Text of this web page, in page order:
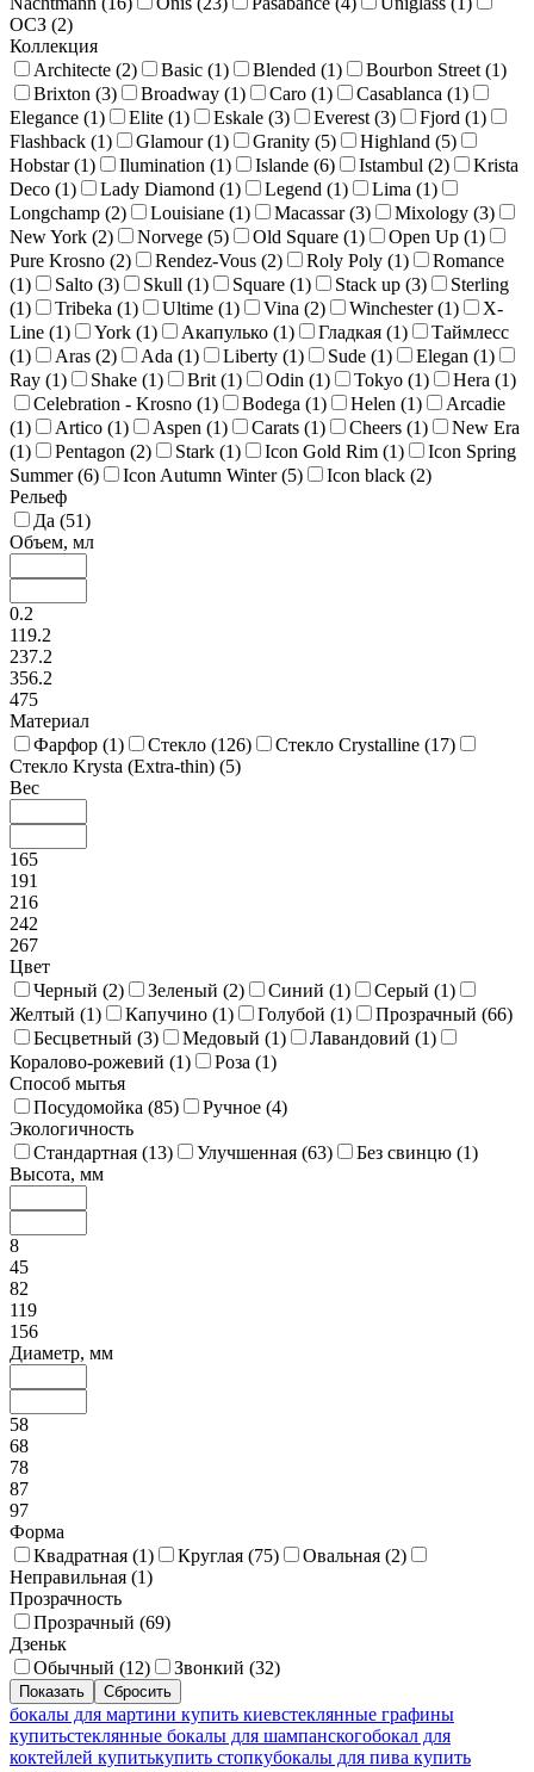
ОСЗ (2)
Коллекция
Architecte (2) Basic (1) Blended (1) Bourbon Street (1)
Brixton (3) Broadway (1) Caro (1) Casablanca (1)
Elegance (1) Elite (1) Eskale (3) Everest (3) Fjord (1)
Flashback (1) Glamour (1) Granity (5) Highland (5)
Hobstar (1) Ilumination (1) Islande (6) Istambul (2)
Krista
Deco (1) Lady Diamond (1) Legend (1) Lima (1)
Longchamp (2) Louisiane (1) Macassar (3) Mixology (3)
New York (2) Norvege (5) Old Square (1) Open Up (1)
Pure Krosno (2) Rendez-Vous (2) Roly Poly (1)
Romance
(1) Salto (3) Skull (1) Square (1) Stack up (3)
Sterling
(1) Tribeka (1) Ultime (1) Vina (2) Winchester (1)
X-
Line (1) York (1) Акапулько (1) Гладкая (1)
Таймлесс
(1) Aras (2) Ada (1) Liberty (1) Sude (1) Elegan (1)
Ray (1) Shake (1) Brit (1) Odin (1) Tokyo (1) Hera (1)
Celebration - Krosno (1) Bodega (1) Helen (1)
Arcadie
(1) Artico (1) Aspen (1) Carats (1) Cheers (1)
New Era
(1) Pentagon (2) Stark (1) Icon Gold Rim (1)
Icon Spring
Summer (6) Icon Autumn Winter (5) Icon black (2)
Рельеф
Да (51)
Объем, мл
0.2
119.2
237.2
356.2
475
Материал
Фарфор (1) Стекло (126) Стекло Crystalline (17)
Стекло Krysta (Extra-thin) (5)
Вес
165
191
216
242
267
Цвет
Черный (2) Зеленый (2) Синий (1) Серый (1)
Желтый (1) Капучино (1) Голубой (1) Прозрачный (66)
Бесцветный (3) Медовый (1) Лавандовий (1)
Коралово-рожевий (1) Роза (1)
Способ мытья
Посудомойка (85) Ручное (4)
Экологичность
Стандартная (13) Улучшенная (63) Без свинцю (1)
Высота, мм
8
45
82
119
156
Диаметр, мм
58
68
78
87
97
Форма
Квадратная (1) Круглая (75) Овальная (2)
Неправильная (1)
Прозрачность
Прозрачный (69)
Дзеньк
Обычный (12) Звонкий (32)
бокалы для мартини купить киевстеклянные графины
купитьстеклянные бокалы для шампанскогобокал для
коктейлей купитькупить стопкубокалы для пива купить